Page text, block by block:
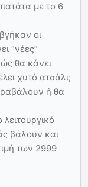
με το 6
οι
“νέες”
θα κάνει
χυτό ατσάλι;
ή θα
βάλουν και
των 2999